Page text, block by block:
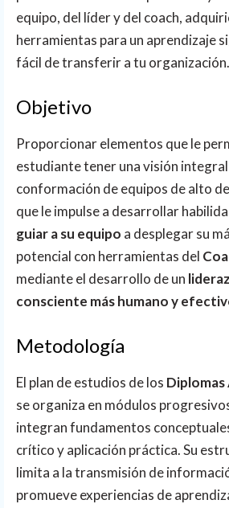
equipo, del líder y del coach,
herramientas para un aprendizaje
fácil de transferir a tu organización.
Objetivo
Proporcionar elementos que le
estudiante tener una visión
conformación de equipos de alto
que le impulse a desarrollar
guiar a su equipo a desplegar su
potencial con herramientas del
mediante el desarrollo de un
consciente más humano y
Metodología
El plan de estudios de los Diplomas
se organiza en módulos
integran fundamentos
crítico y aplicación práctica. Su
limita a la transmisión de
promueve experiencias de